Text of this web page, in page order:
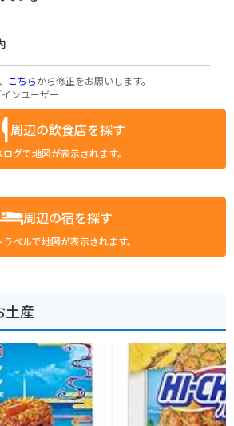
こちらから修正をお願いします。
ンユーザー
周辺の飲食店を探す
グで地図が表示されます。
周辺の宿を探す
ベルで地図が表示されます。
土産